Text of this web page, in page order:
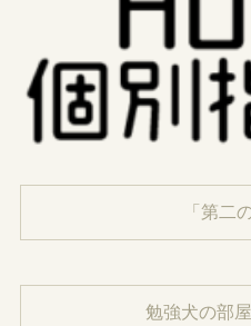
「第二
勉強犬の部